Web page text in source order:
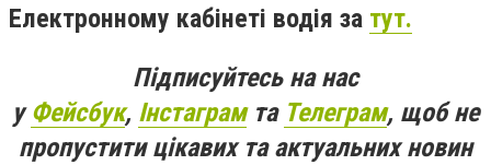
Електронному кабінеті водія за тут.
Підписуйтесь на нас
уФейсбук, Інстаграмта Телеграм, щоб не
пропустити цікавих та актуальних новин